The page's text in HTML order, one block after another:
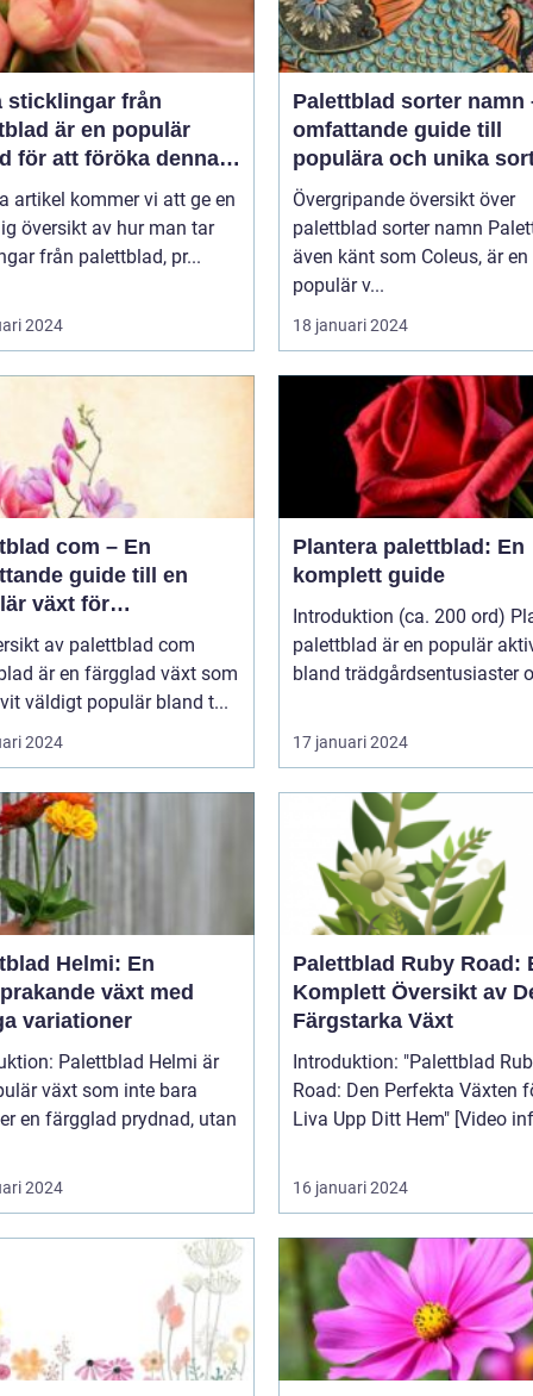
sticklingar från
är en populär
för att föröka denna
växt på ett effektivt
artikel kommer vi att ge en
översikt av hur man tar
från palettblad, pr...
2024
Palettblad sorter namn
omfattande guide till
populära och unika
Övergripande översikt över
palettblad sorter namn Palettblad,
även känt som Coleus, är en
populär v...
18 januari 2024
com – En
guide till en
växt för
av palettblad com
är en färgglad växt som
väldigt populär bland t...
2024
Plantera palettblad: En
komplett guide
Introduktion (ca. 200 ord)
palettblad är en populär
bland trädgårdsentusiaster
17 januari 2024
Helmi: En
växt med
variationer
Palettblad Helmi är
växt som inte bara
en färgglad prydnad, utan
2024
Palettblad Ruby Road:
Komplett Översikt av
Färgstarka Växt
Introduktion: "Palettblad Ruby
Road: Den Perfekta Växten
Liva Upp Ditt Hem"
16 januari 2024